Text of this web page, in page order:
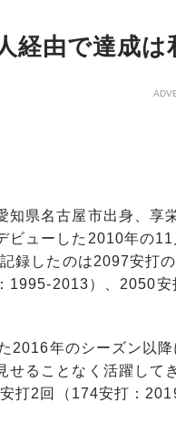
経由で達成は
県名古屋市出身、享
ビューした2010年の
録したのは2097安打
1995-2013）、2050
2016年のシーズン以
せることなく活躍して
打2回（174安打：